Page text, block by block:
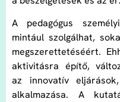
A pedagógus
mintául szolgálhat,
megszerettetéséért.
aktivitásra építő,
az innovatív
alkalmazása. A